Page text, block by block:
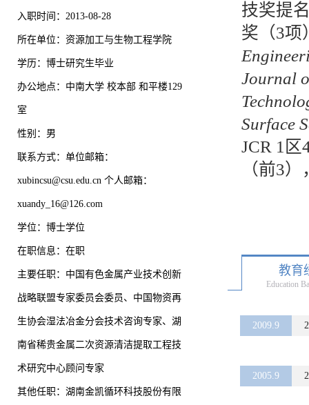
入职时间：2013-08-28
所在单位：资源加工与生物工程学院
学历：博士研究生毕业
办公地点：中南大学 校本部 和平楼129
室
性别：男
联系方式：单位邮箱：
xubincsu@csu.edu.cn 个人邮箱：
xuandy_16@126.com
学位：博士学位
在职信息：在职
主要任职：中国有色金属产业技术创新
战略联盟专家委员会委员、中国物资再
生协会湿法冶金分会技术咨询专家、湖
南省稀贵金属二次资源清洁提取工程技
术研究中心顾问专家
其他任职：湖南金凯循环科技股份有限
技奖提
奖（3项
Journal
Surface
JCR 1
（前3
教育
Education
2009.9
2005.9